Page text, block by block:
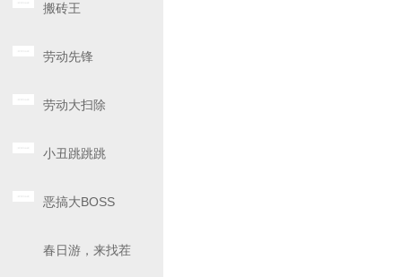
搬砖王
劳动先锋
劳动大扫除
小丑跳跳跳
恶搞大BOSS
春日游，来找茬